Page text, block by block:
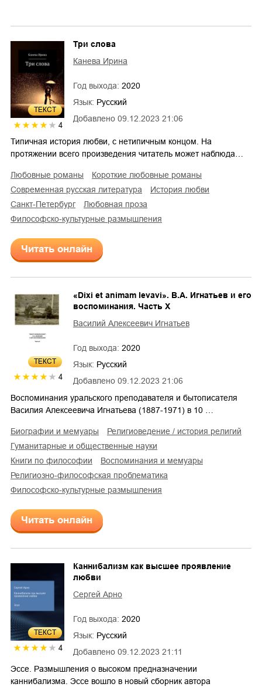
ТЕКСТ
4
Добавлено 09.12.2023 21:06
Три слова
Канева Ирина
Год выхода: 2020
Язык: Русский
Типичная история любви, с нетипичным концом. На
протяжении всего произведения читатель может наблюда…
любовные романы
короткие любовные романы
современная русская литература
история любви
Санкт-Петербург
любовная проза
философско-культурные размышления
Читать онлайн
ТЕКСТ
4 Добавлено 09.12.2023 21:06
«Dixi et animam levavi». В.А. Игнатьев и его
воспоминания. Часть X
Василий Алексеевич Игнатьев
Год выхода: 2020
Язык: Русский
Воспоминания уральского преподавателя и бытописателя
Василия Алексеевича Игнатьева (1887-1971) в 10 …
биографии и мемуары
религиоведение / история религий
гуманитарные и общественные науки
книги по философии
воспоминания и мемуары
религиозно-философская проблематика
философско-культурные размышления
Читать онлайн
ТЕКСТ
4 Добавлено 09.12.2023 21:11
Каннибализм как высшее проявление
любви
Сергей Арно
Год выхода: 2020
Язык: Русский
Эссе. Размышления о высоком предназначении
каннибализма. Эссе вошло в новый сборник автора